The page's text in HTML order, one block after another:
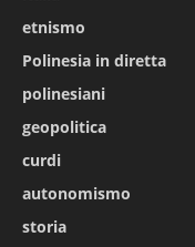
etnismo
Polinesia in diretta
polinesiani
geopolitica
curdi
autonomismo
storia